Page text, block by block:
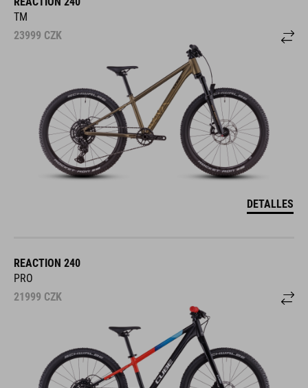
TM
23999 CZK
DETALLES
REACTION 240
PRO
21999 CZK